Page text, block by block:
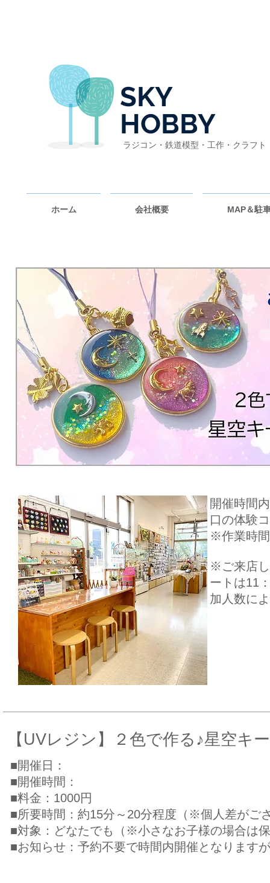
SKY
HOBBY
ラジコン・鉄道模型・工作・クラフト
ホーム 会社概要 MAP＆駐
開催時間
口の体験
​※作業時
​※ご来店
ートは11
加人数に
【UVレジン】２色で作る♪星空キ
■開催日：
■開催時間：
■料金：1000円
■所要時間：約15分～20分程度（※個人差がご
■対象：どなたでも（※小さなお子様の場合は
■お知らせ：予約不要で時間内開催となります